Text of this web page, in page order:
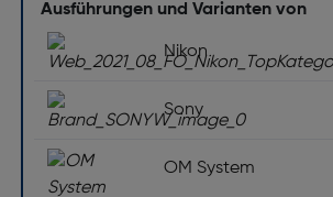
Ausführungen und Varianten von
Nikon
Sony
OM System